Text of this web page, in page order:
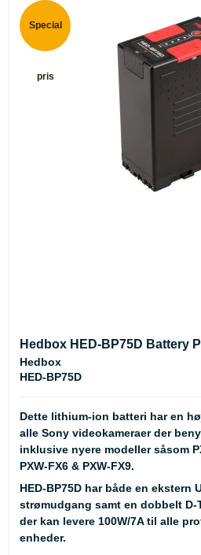
Special
pris
Hedbox HED-BP75D Battery
Hedbox
HED-BP75D
Dette lithium-ion batteri har en
alle Sony videokameraer der
inklusive nyere modeller såsom
PXW-FX6 & PXW-FX9.
HED-BP75D har både en ekstern
strømudgang samt en dobbelt D-
der kan levere 100W/7A til alle
enheder.